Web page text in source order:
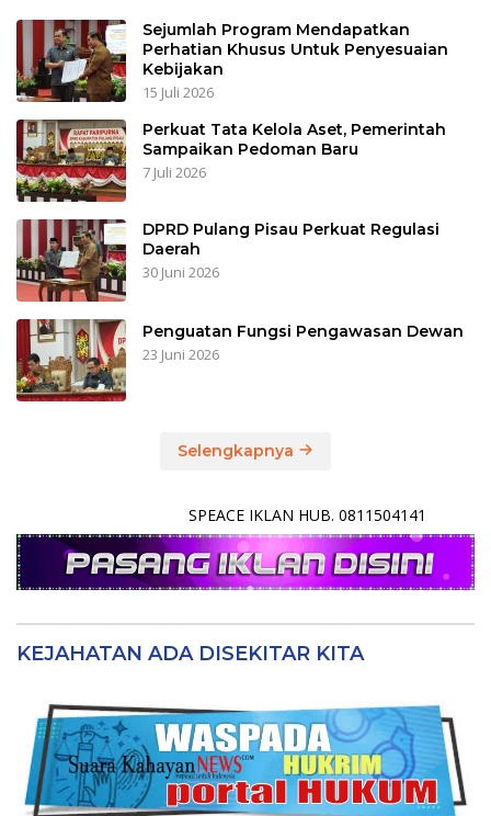
Sejumlah Program Mendapatkan
Perhatian Khusus Untuk Penyesuaian
Kebijakan
15 Juli 2026
Perkuat Tata Kelola Aset, Pemerintah
Sampaikan Pedoman Baru
7 Juli 2026
DPRD Pulang Pisau Perkuat Regulasi
Daerah
30 Juni 2026
Penguatan Fungsi Pengawasan Dewan
23 Juni 2026
Selengkapnya
SPEACE IKLAN HUB. 0811504141
KEJAHATAN ADA DISEKITAR KITA